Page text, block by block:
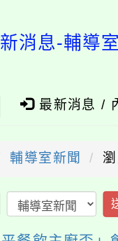
消息-輔導
最新消息 /
輔導室新聞